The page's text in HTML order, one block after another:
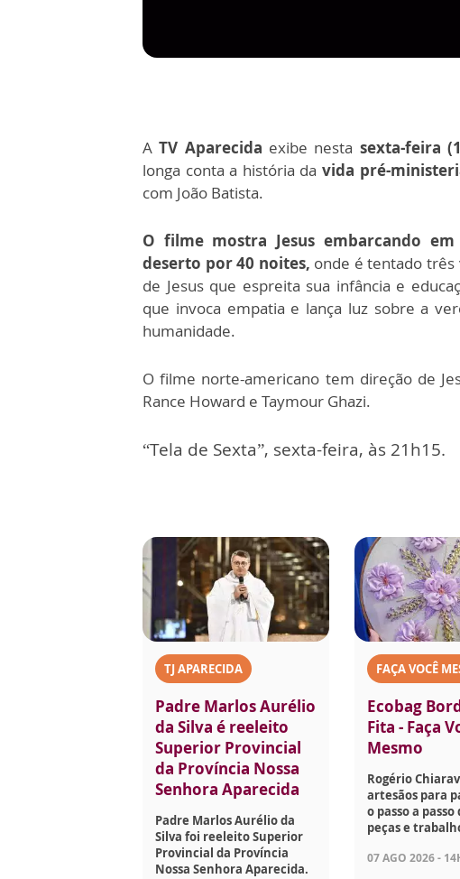
ATV Aparecida exibe nesta sexta-feira
longa conta a história da vida pré-
com João Batista.
O filme mostra Jesus embarcando
deserto por 40 noites, onde é tentado
de Jesus que espreita sua infância e
que invoca empatia e lança luz sobre a
humanidade.
O filme norte-americano tem direção de
Rance Howard e Taymour Ghazi.
“Tela de Sexta”, sexta-feira, às 21h15.
TJ APARECIDA
Padre Marlos Aurélio
da Silva é reeleito
Superior Provincial
da Província Nossa
Senhora Aparecida
Padre Marlos Aurélio da
Silva foi reeleito Superior
Provincial da Província
Nossa Senhora Aparecida.
FAÇA VOCÊ
Ecobag
Fita - Faça
Mesmo
Rogério
artesãos para
o passo a
peças e
07 AGO 2026 -